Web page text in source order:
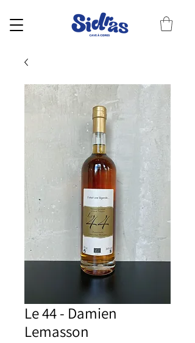
Le 44 - Damien
Lemasson